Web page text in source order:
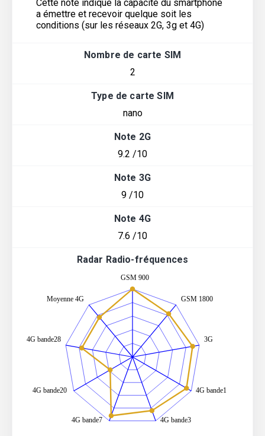
Cette note indique la capacité du smartphone
a émettre et recevoir quelque soit les
conditions (sur les réseaux 2G, 3g et 4G)
Nombre de carte SIM
2
Type de carte SIM
nano
Note 2G
9.2 /10
Note 3G
9 /10
Note 4G
7.6 /10
Radar Radio-fréquences